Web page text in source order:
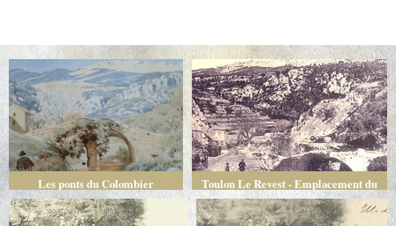
Les ponts du Colombier
Toulon Le Revest - Emplacement du
barrage de Dardennes - Pont Romain